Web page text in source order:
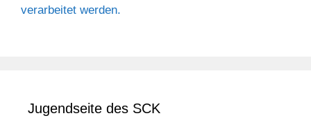
verarbeitet werden.
Jugendseite des SCK